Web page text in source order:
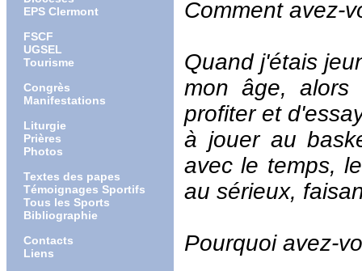
EPS Clermont
FSCF
UGSEL
Tourisme
Congrès
Manifestations
Liturgie
Prières
Photos
Textes des papes
Témoignages Sportifs
Tous les Sports
Bibliographie
Contacts
Liens
Comment avez-
Quand j'étais
mon âge, alors
profiter et
à jouer au
avec le temps,
au sérieux,
Pourquoi avez-